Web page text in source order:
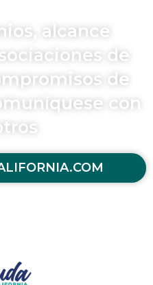
alcance
de
de
con